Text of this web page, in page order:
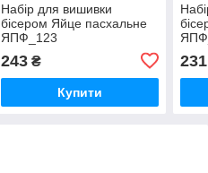
Набір для вишивки
бісером Яйце пасхальне
ЯПФ_123
243₴
Купити
231